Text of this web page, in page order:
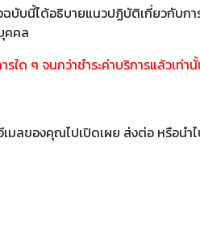
บนี้ได้อธิบายแนวปฏิบัติเกี่ยวกับกา
คคล
ใด ๆ จนกว่าชำระค่าบริการแล้วเท่า
ลของคุณไปเปิดเผย ส่งต่อ หรือนำไ